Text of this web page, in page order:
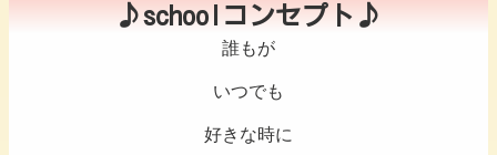
♪schoolコンセプト♪
誰もが
いつでも
好きな時に